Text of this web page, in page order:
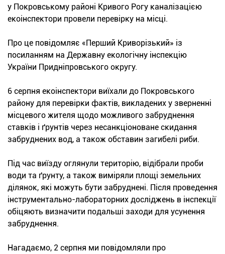
у Покровському районі Кривого Рогу каналізацією
екоінспектори провели перевірку на місці.
Про це повідомляє «Перший Криворізький» із
посиланням на Державну екологічну інспекцію
України Придніпровського округу.
6 серпня екоінспектори виїхали до Покровського
району для перевірки фактів, викладених у зверненні
місцевого жителя щодо можливого забруднення
ставків і ґрунтів через несанкціоноване скидання
забруднених вод, а також обставин загибелі риби.
Під час виїзду оглянули територію, відібрали проби
води та ґрунту, а також виміряли площі земельних
ділянок, які можуть бути забруднені. Після проведення
інструментально-лабораторних досліджень в інспекції
обіцяють визначити подальші заходи для усунення
забруднення.
Нагадаємо, 2 серпня ми повідомляли про